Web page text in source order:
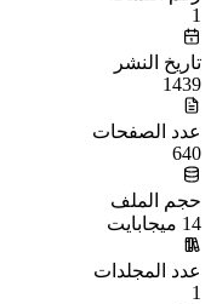
1
تاريخ النشر
1439
عدد الصفحات
640
حجم الملف
14 ميجابايت
عدد المجلدات
1